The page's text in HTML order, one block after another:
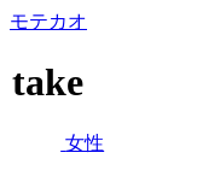
モテカオ
take
女性